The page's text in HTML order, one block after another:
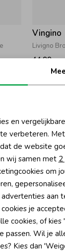
Vingino
Livigno
44,99
Vingino
Livigno
44,99
en
verbeteren.
de website
wij samen met 2
om
aan
je
cookies, of kies
passen. Wil je
Kies dan